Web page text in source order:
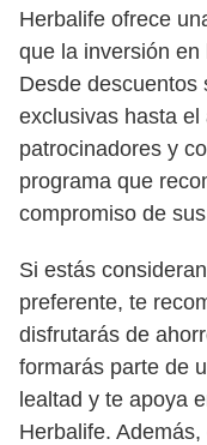
Herbalife ofrece
que la inversión
Desde descuentos
exclusivas hasta
patrocinadores y
programa que
compromiso de
Si estás
preferente, te
disfrutarás de
formarás parte de
lealtad y te apoya
Herbalife.